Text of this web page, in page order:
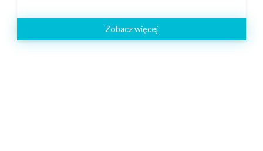
Zobacz więcej